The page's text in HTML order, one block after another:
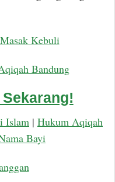
Kebuli
Bandung
Islam | Hukum Aqiqah
Bayi